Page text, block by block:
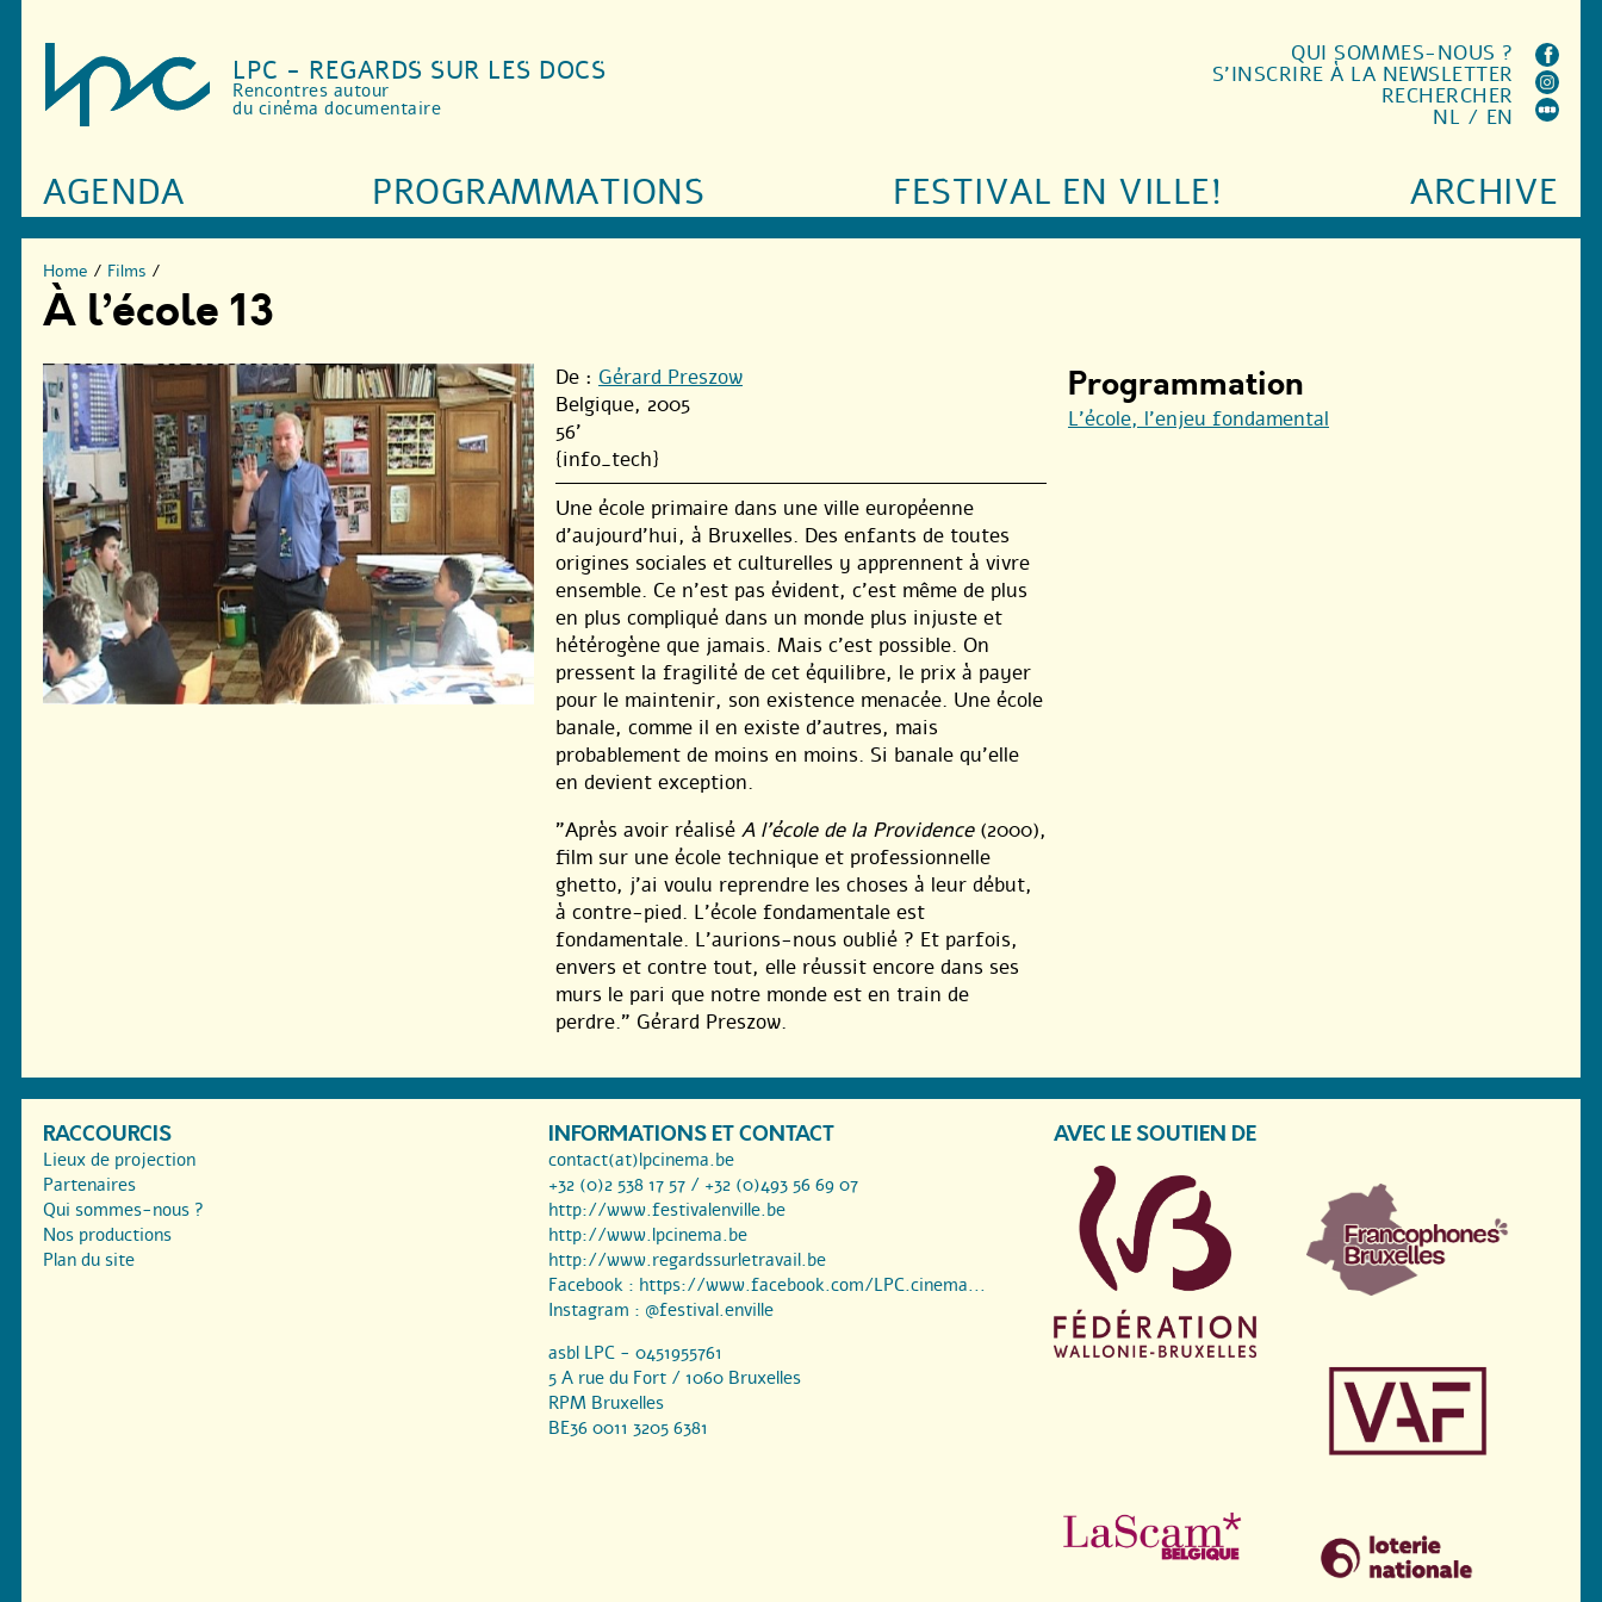
LPC - REGARDS SUR LES DOCS
Rencontres autour
du cinéma documentaire
AGENDA PROGRAMMATIONS FESTIVAL EN VILLE! ARCHIVE
QUI SOMMES-NOUS ?
S'INSCRIRE À LA NEWSLETTER
RECHERCHER
NL / EN
Home / Films /
À l’école 13
De : Gérard Preszow
Belgique, 2005
56'
{info_tech}
Une école primaire dans une ville européenne
d’aujourd’hui, à Bruxelles. Des enfants de toutes
origines sociales et culturelles y apprennent à vivre
ensemble. Ce n’est pas évident, c’est même de plus
en plus compliqué dans un monde plus injuste et
hétérogène que jamais. Mais c’est possible. On
pressent la fragilité de cet équilibre, le prix à payer
pour le maintenir, son existence menacée. Une école
banale, comme il en existe d’autres, mais
probablement de moins en moins. Si banale qu’elle
en devient exception.
"Après avoir réalisé A l’école de la Providence(2000),
film sur une école technique et professionnelle
ghetto, j’ai voulu reprendre les choses à leur début,
à contre-pied. L’école fondamentale est
fondamentale. L’aurions-nous oublié ? Et parfois,
envers et contre tout, elle réussit encore dans ses
murs le pari que notre monde est en train de
perdre." Gérard Preszow.
Programmation
L’école, l’enjeu fondamental
RACCOURCIS
Lieux de projection
Partenaires
Qui sommes-nous ?
Nos productions
Plan du site
INFORMATIONS ET CONTACT
contact(at)lpcinema.be
+32 (0)2 538 17 57 / +32 (0)493 56 69 07
http://www.festivalenville.be
http://www.lpcinema.be
http://www.regardssurletravail.be
Facebook : https://www.facebook.com/LPC.cinema...
Instagram : @festival.enville
asbl LPC - 0451955761
5 A rue du Fort / 1060 Bruxelles
RPM Bruxelles
BE36 0011 3205 6381
AVEC LE SOUTIEN DE